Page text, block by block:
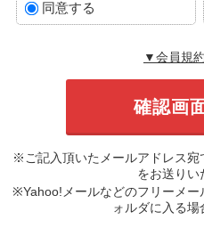
同意する
▼会員規
※ご記入頂いたメールアドレス
をお送りい
※Yahoo!メールなどのフリーメー
ォルダに入る場